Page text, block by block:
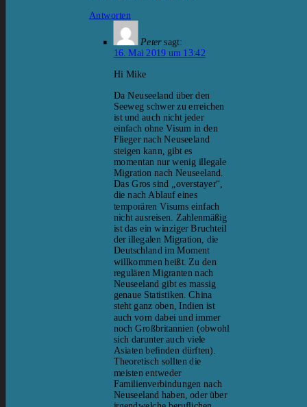
Antworten
Peter sagt:
16. Mai 2019 um 13:42
Hi Mike
Da Neuseeland über den
Seeweg schwer zu erreichen
ist und auch nicht jeder
einfach ohne Visum in den
Flieger nach Neuseeland
steigen kann, gibt es
momentan nur wenig illegale
Migration nach Neuseeland.
Das Gros sind „overstayer“,
die nach Ablauf eines
temporären Visums einfach
nicht ausreisen. Zahlenmäßig
ist das ein winziger Bruchteil
der illegalen Migration, die
Deutschland im Moment
willkommen heißt. Zu den
regulären Migranten nach
Neuseeland gibt es massig
genaue Statistiken. China
steht ganz oben, Indien ist
auch vorn dabei und immer
noch Großbritannien (obwohl
sich darunter auch viele
Asiaten befinden dürften).
Theoretisch sollten die
meisten entweder
Familienverbindungen nach
Neuseeland haben, oder über